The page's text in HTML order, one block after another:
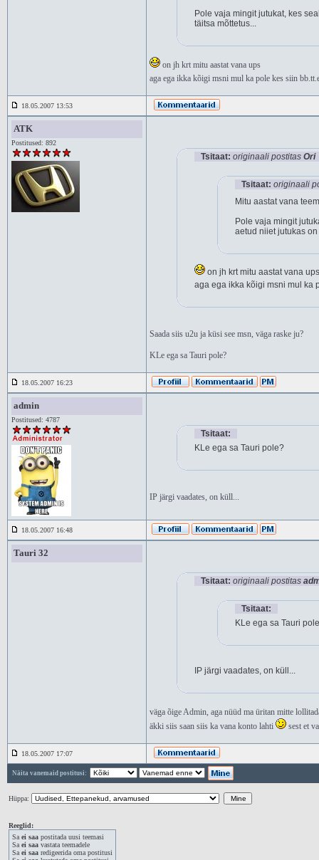
Pole vaja mingit jutukat, kes
täitsa mõttetus...
on jh krt mitu aastat vana ups
aga ega ikka kõigi msni mul ka pole kes siin
18.05.2007 13:53
ATK
Postitused: 892
Tsitaat: originaali postitas Ori
Tsitaat: originaali
Mitu aastat vana
Pole vaja mingit
aetud niiet jutukas on
on jh krt mitu aastat vana ups
aga ega ikka kõigi msni mul ka
Saada siis u2u ja küsi see msn, väga raske ju?
KLe ega sa Tauri pole?
18.05.2007 16:23
admin
Postitused: 4787
Tsitaat:
KLe ega sa Tauri pole?
IP järgi vaadates, on küll...
18.05.2007 16:48
Tauri 32
Tsitaat: originaali postitas
Tsitaat:
KLe ega sa Tauri
IP järgi vaadates, on küll...
väga õige Admin, aga nüüd ma üritan mitte
äkki siis saan siis ka vana konto lahti
sest et
18.05.2007 17:07
Näita vanemaid postitusi:
Hüppa:
Reeglid:
Sa ei saa postitada uusi teemasi
Sa ei saa vastata teemadele
Sa ei saa redigeerida oma postitusi